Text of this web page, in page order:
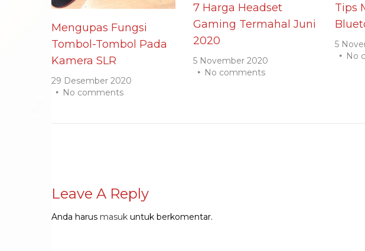
Mengupas Fungsi
Tombol-Tombol Pada
Kamera SLR
29 Desember 2020
No comments
7 Harga Headset
Gaming Termahal Juni
2020
5 November 2020
No comments
Tips
5
No
Leave A Reply
Anda harus masuk untuk berkomentar.